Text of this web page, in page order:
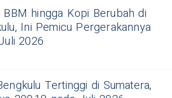
BBM hingga Kopi Berubah di
Ini Pemicu Pergerakannya
2026
Tertinggi di Sumatera,